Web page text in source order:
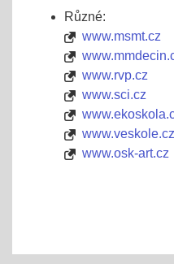
Různé:
www.msmt.cz
www.rvp.cz
www.sci.cz
www.veskole.cz
www.osk-art.cz